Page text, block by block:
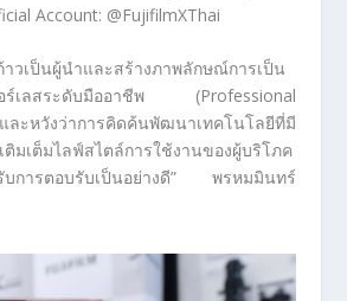
Account: @FujifilmXThai
วเป็นผู้นำและสร้างภาพลักษณ์การเป็น
อร์เลสระดับมืออาชีพ (Professional
ว่าการคิดค้นพัฒนาเทคโนโลยีที่มี
มเต็มไลฟ์สไตล์การใช้งานของผู้บริโภค
บการตอบรับเป็นอย่างดี” พรหมมินทร์